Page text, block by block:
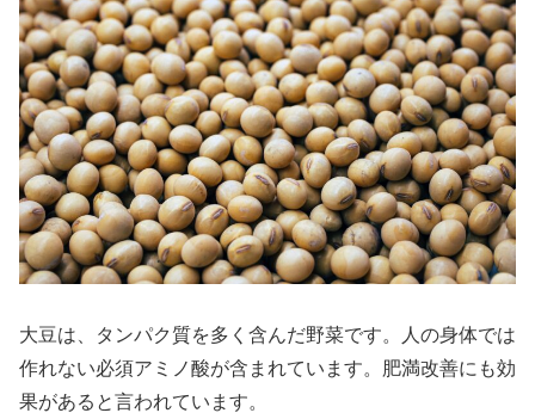
大豆は、タンパク質を多く含んだ野菜です。人の身体では
作れない必須アミノ酸が含まれています。肥満改善にも効
果があると言われています。